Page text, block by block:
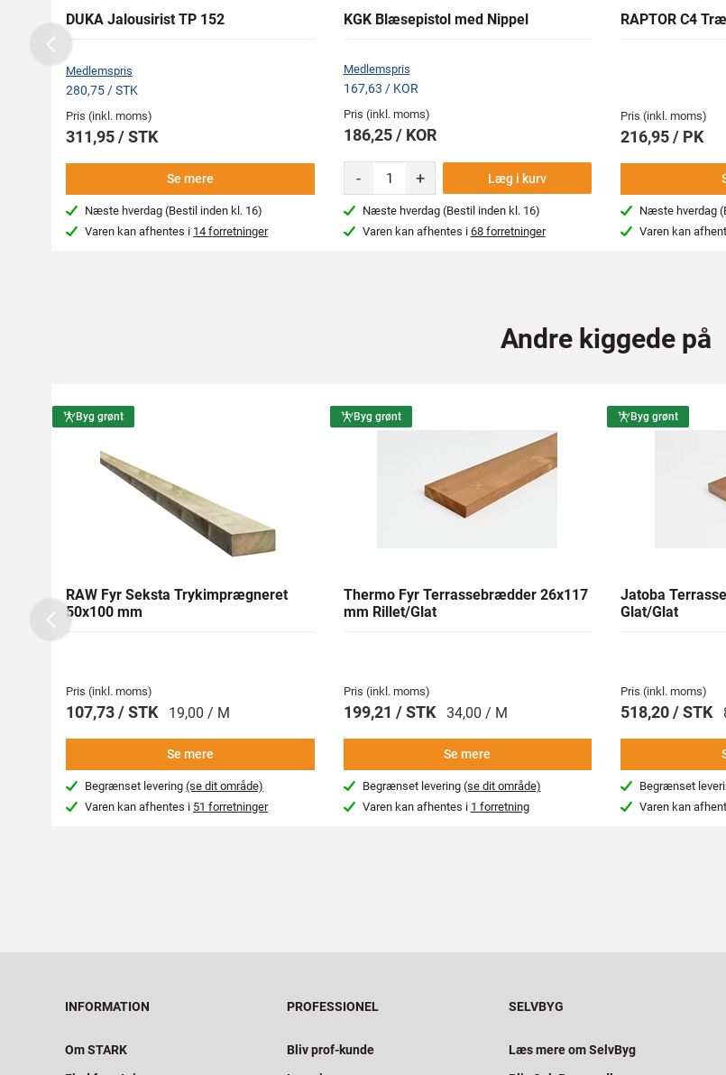
DUKA Jalousirist TP 152
Medlemspris
280,75 / STK
Pris (inkl. moms)
311,95 / STK
Se mere
Næste hverdag (Bestil inden kl. 16)
Varen kan afhentes i 14 forretninger
KGK Blæsepistol med Nippel
Medlemspris
167,63 / KOR
Pris (inkl. moms)
186,25 / KOR
- + Læg i kurv
Næste hverdag (Bestil inden kl. 16)
Varen kan afhentes i 68 forretninger
RAPTOR C4
Pris (inkl. moms)
216,95 / PK
Næste hverdag
Varen kan
Previous
Andre kiggede på
Byg grønt
RAW Fyr Seksta Trykimprægneret
50x100 mm
Pris (inkl. moms)
107,73 / STK 19,00 / M
Se mere
Begrænset levering(se dit område)
Varen kan afhentes i 51 forretninger
Byg grønt
Thermo Fyr Terrassebrædder 26x117
mm Rillet/Glat
Pris (inkl. moms)
199,21 / STK 34,00 / M
Se mere
Begrænset levering (se dit område)
Varen kan afhentes i 1 forretning
Byg grønt
Jatoba
Glat/Glat
Pris (inkl. moms)
518,20 / STK
Begrænset
Varen kan
Previous
INFORMATION
Om STARK
PROFESSIONEL
Bliv prof-kunde
SELVBYG
Læs mere om SelvByg